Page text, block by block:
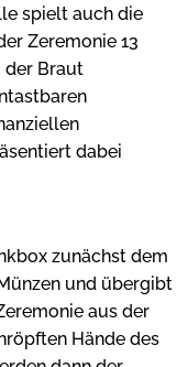
spielt auch die
Zeremonie 13
der Braut
dabei
zunächst dem
und übergibt
aus der
Hände des